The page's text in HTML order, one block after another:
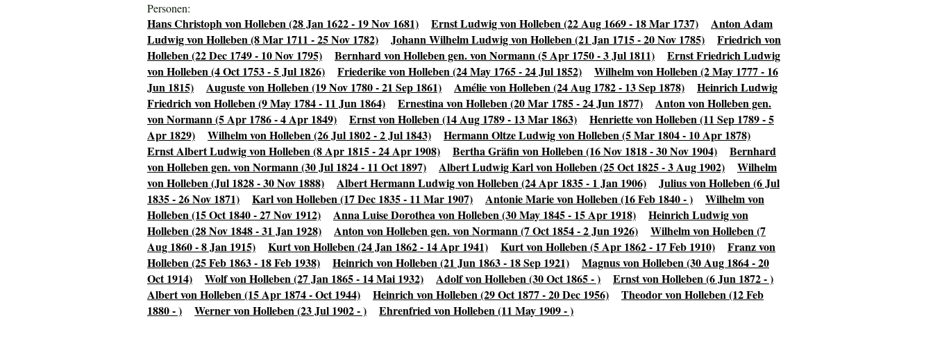
Personen:
Hans Christoph von Holleben (28 Jan 1622 - 19 Nov 1681) Ernst Ludwig von Holleben (22 Aug 1669 - 18 Mar 1737)
Anton Adam
Ludwig von Holleben (8 Mar 1711 - 25 Nov 1782)
Johann Wilhelm Ludwig von Holleben (21 Jan 1715 - 20 Nov 1785)
Friedrich von
Holleben (22 Dec 1749 - 10 Nov 1795)
Bernhard von Holleben gen. von Normann (5 Apr 1750 - 3 Jul 1811)
Ernst Friedrich Ludwig
von Holleben (4 Oct 1753 - 5 Jul 1826)
Friederike von Holleben (24 May 1765 - 24 Jul 1852)
Wilhelm von Holleben (2 May 1777 - 16
Jun 1815)
Auguste von Holleben (19 Nov 1780 - 21 Sep 1861) Amélie von Holleben (24 Aug 1782 - 13 Sep 1878)
Heinrich Ludwig
Friedrich von Holleben (9 May 1784 - 11 Jun 1864)
Ernestina von Holleben (20 Mar 1785 - 24 Jun 1877)
Anton von Holleben gen.
von Normann (5 Apr 1786 - 4 Apr 1849)
Ernst von Holleben (14 Aug 1789 - 13 Mar 1863)
Henriette von Holleben (11 Sep 1789 - 5
Apr 1829)
Wilhelm von Holleben (26 Jul 1802 - 2 Jul 1843)
Hermann Oltze Ludwig von Holleben (5 Mar 1804 - 10 Apr 1878)
Ernst Albert Ludwig von Holleben (8 Apr 1815 - 24 Apr 1908)
Bertha Gräfin von Holleben (16 Nov 1818 - 30 Nov 1904)
Bernhard
von Holleben gen. von Normann (30 Jul 1824 - 11 Oct 1897)
Albert Ludwig Karl von Holleben (25 Oct 1825 - 3 Aug 1902)
Wilhelm
von Holleben (Jul 1828 - 30 Nov 1888)
Albert Hermann Ludwig von Holleben (24 Apr 1835 - 1 Jan 1906)
Julius von Holleben (6 Jul
1835 - 26 Nov 1871)
Karl von Holleben (17 Dec 1835 - 11 Mar 1907) Antonie Marie von Holleben (16 Feb 1840 - )
Wilhelm von
Holleben (15 Oct 1840 - 27 Nov 1912)
Anna Luise Dorothea von Holleben (30 May 1845 - 15 Apr 1918)
Heinrich Ludwig von
Holleben (28 Nov 1848 - 31 Jan 1928)
Anton von Holleben gen. von Normann (7 Oct 1854 - 2 Jun 1926)
Wilhelm von Holleben (7
Aug 1860 - 8 Jan 1915)
Kurt von Holleben (24 Jan 1862 - 14 Apr 1941) Kurt von Holleben (5 Apr 1862 - 17 Feb 1910)
Franz von
Holleben (25 Feb 1863 - 18 Feb 1938)
Heinrich von Holleben (21 Jun 1863 - 18 Sep 1921)
Magnus von Holleben (30 Aug 1864 - 20
Oct 1914)
Wolf von Holleben (27 Jan 1865 - 14 Mai 1932) Adolf von Holleben (30 Oct 1865 - )
Ernst von Holleben (6 Jun 1872 - )
Albert von Holleben (15 Apr 1874 - Oct 1944)
Heinrich von Holleben (29 Oct 1877 - 20 Dec 1956)
Theodor von Holleben (12 Feb
1880 - )
Werner von Holleben (23 Jul 1902 - ) Ehrenfried von Holleben (11 May 1909 - )